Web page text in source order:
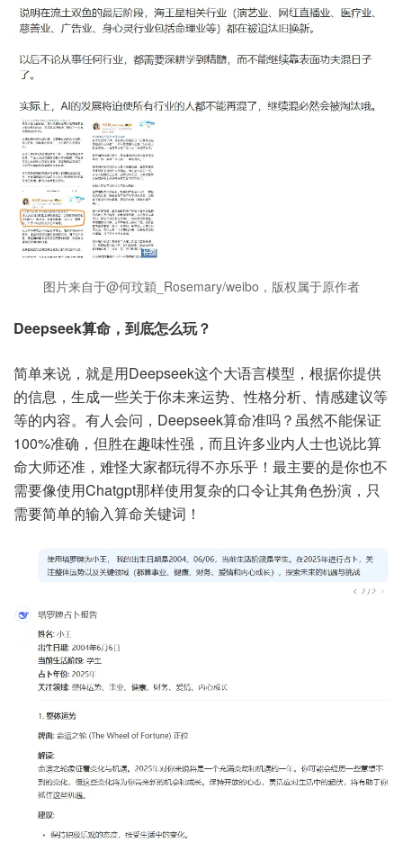
图片来自于@何玟穎_Rosemary/weibo，版权属于原作者
Deepseek算命，到底怎么玩？
简单来说，就是用Deepseek这个大语言模型，根据你提供
的信息，生成一些关于你未来运势、性格分析、情感建议等
等的内容。有人会问，Deepseek算命准吗？虽然不能保证
100%准确，但胜在趣味性强，而且许多业内人士也说比算
命大师还准，难怪大家都玩得不亦乐乎！最主要的是你也不
需要像使用Chatgpt那样使用复杂的口令让其角色扮演，只
需要简单的输入算命关键词！